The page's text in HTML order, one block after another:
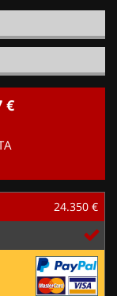
€
24.350 €